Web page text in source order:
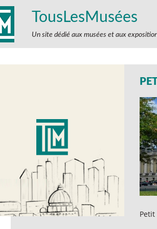
TousLesMusées
Un site dédié aux musées et aux
Petit